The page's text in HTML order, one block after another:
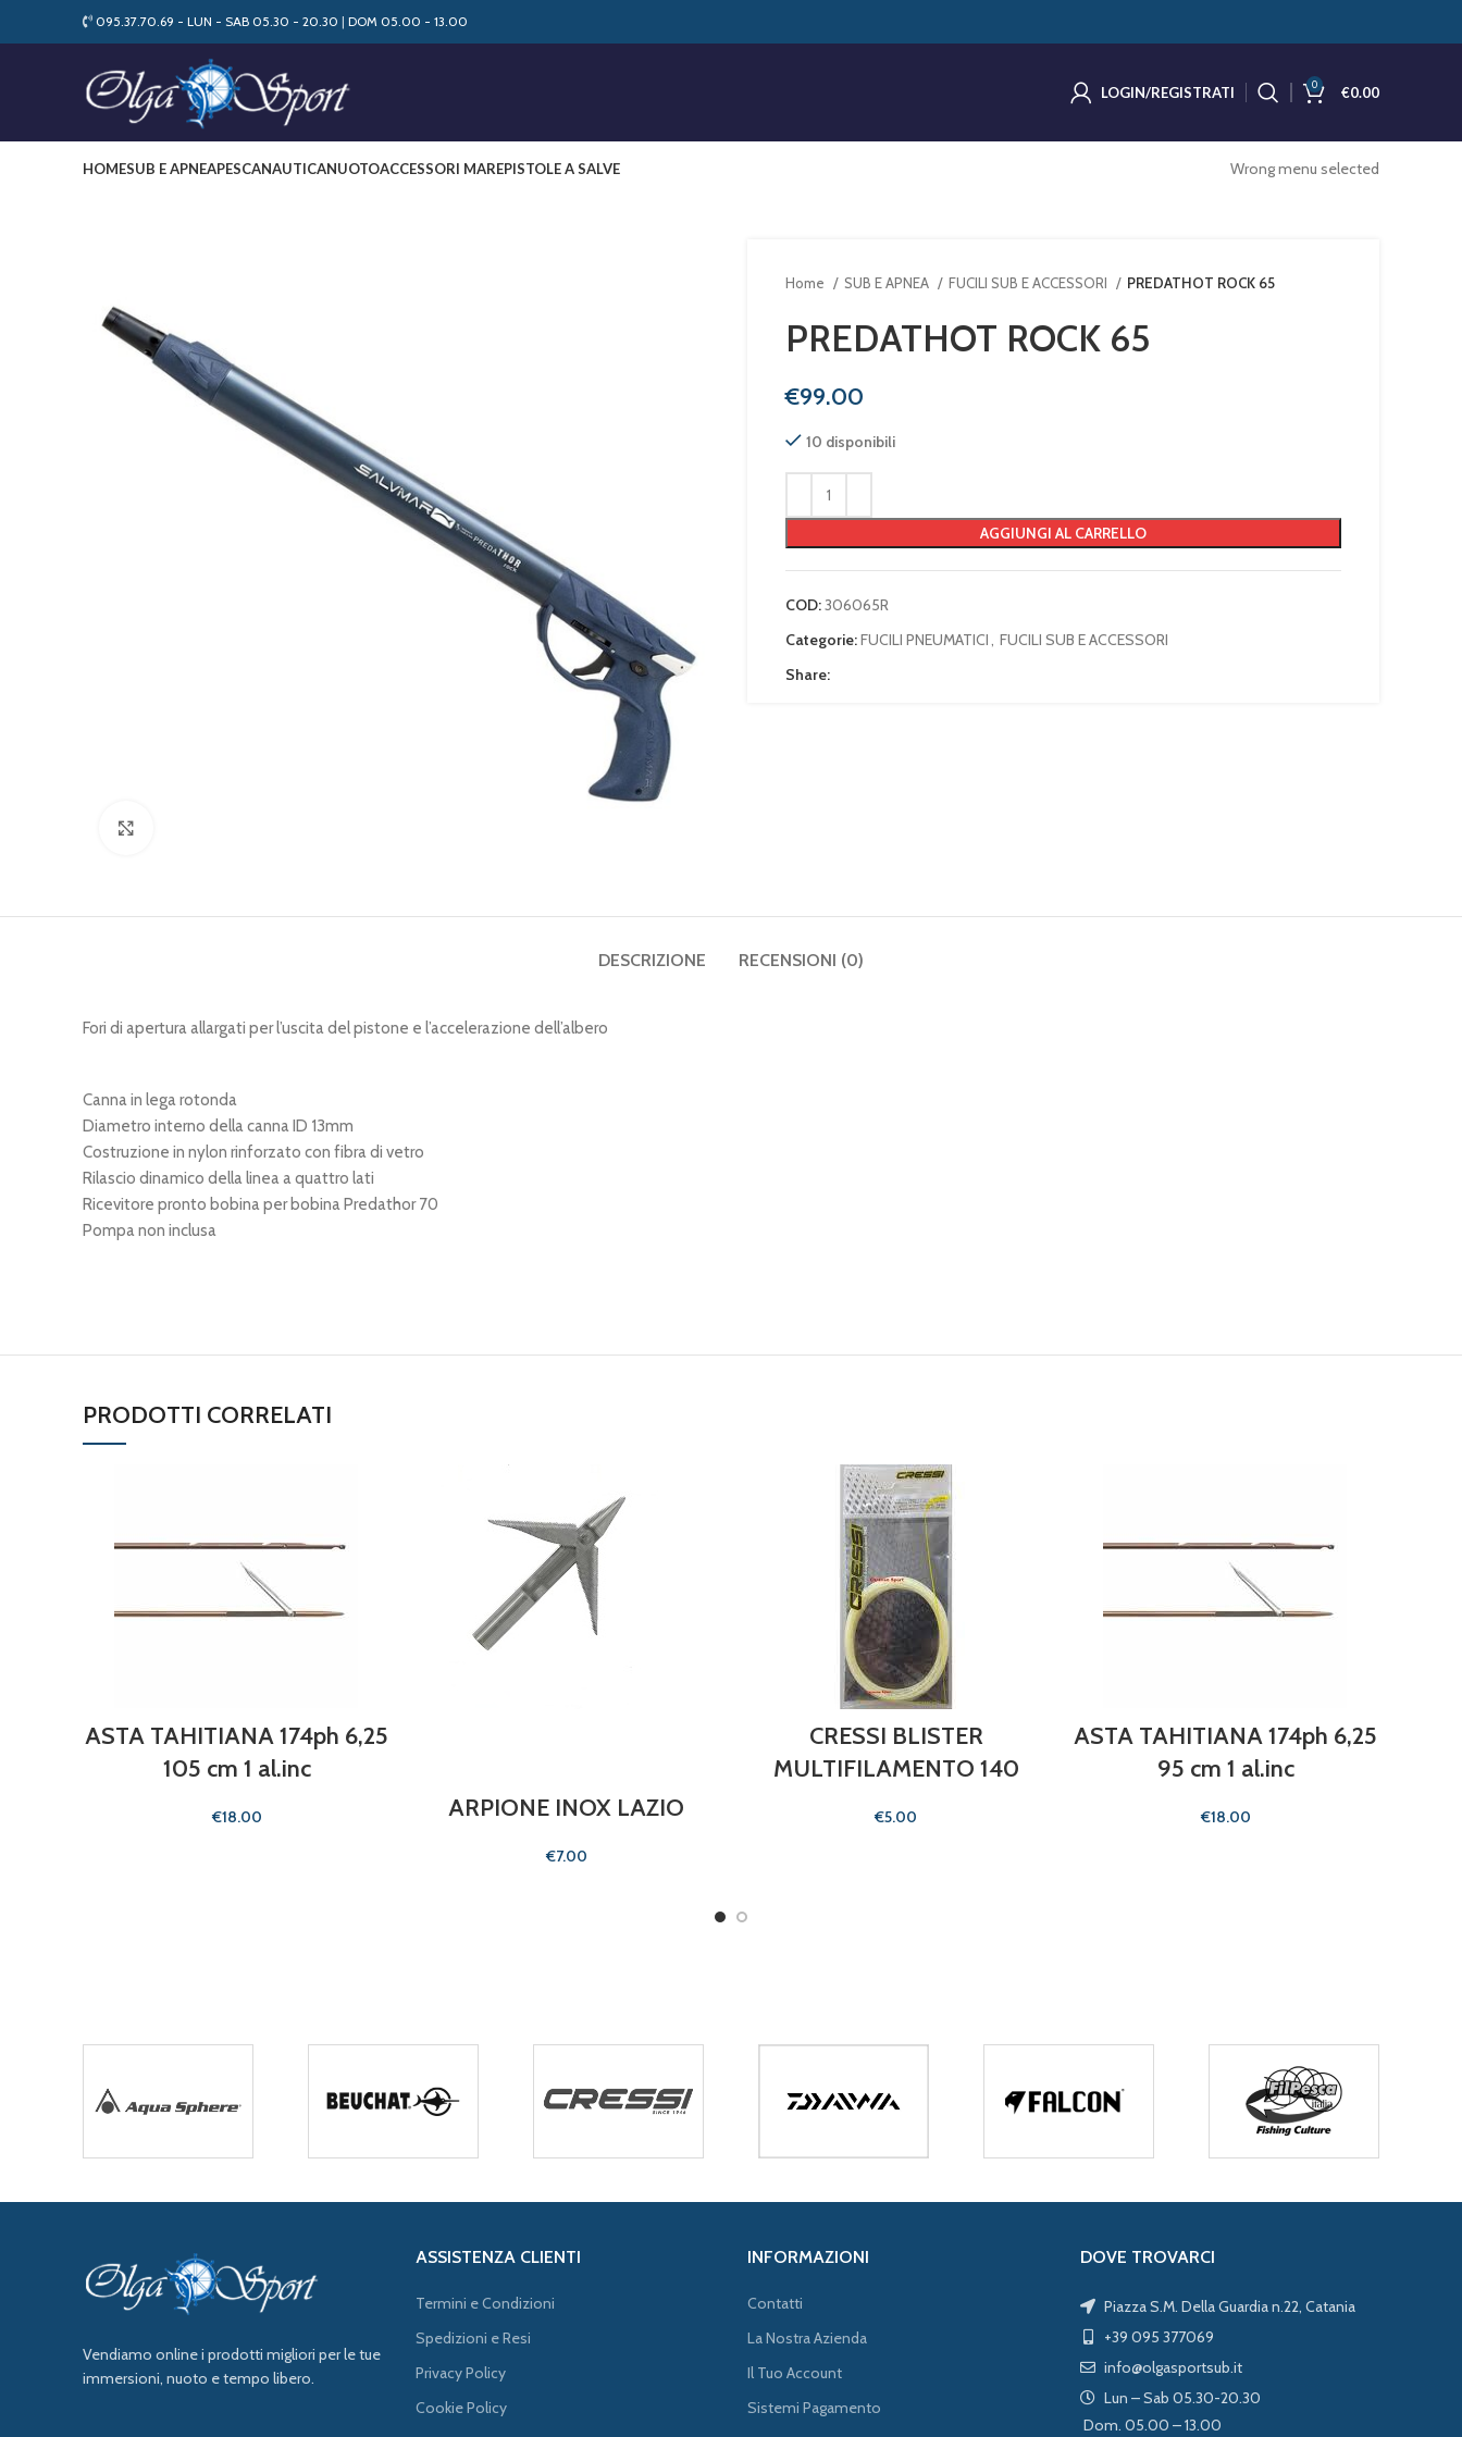
095.37.70.69 - LUN - SAB 05.30 - 20.30 | DOM 05.00 - 13.00
LOGIN/REGISTRATI 0 €0.00
HOMESUB E APNEAPESCANAUTICANUOTOACCESSORI MAREPISTOLE A SALVE Wrong menu selected
Home SUB E APNEA FUCILI SUB E ACCESSORI PREDATHOT ROCK 65
PREDATHOT ROCK 65
€
10 disponibili
AGGIUNGI AL CARRELLO
COD:306065R
Categorie:FUCILI PNEUMATICI, FUCILI SUB E ACCESSORI
Share:
DESCRIZIONE RECENSIONI (0)
Fori di apertura allargati per l’uscita del pistone e l’accelerazione dell’albero
Canna in lega rotonda
Diametro interno della canna ID 13mm
Costruzione in nylon rinforzato con fibra di vetro
Rilascio dinamico della linea a quattro lati
Ricevitore pronto bobina per bobina Predathor 70
Pompa non inclusa
PRODOTTI CORRELATI
ASTA TAHITIANA 174ph 6,25
105 cm 1 al.inc
€ ARPIONE INOX LAZIO
€
CRESSI BLISTER
MULTIFILAMENTO 140
€
ASTA TAHITIANA 174ph 6,25
95 cm 1 al.inc
€
Vendiamo online i prodotti migliori per le tue
immersioni, nuoto e tempo libero.
ASSISTENZA CLIENTI
Termini e Condizioni
Spedizioni e Resi
Privacy Policy
Cookie Policy
INFORMAZIONI
Contatti
La Nostra Azienda
Il Tuo Account
Sistemi Pagamento
DOVE TROVARCI
Piazza S.M. Della Guardia n.22, Catania
+39 095 377069
info@olgasportsub.it
Lun – Sab 05.30-20.30
Dom. 05.00 – 13.00